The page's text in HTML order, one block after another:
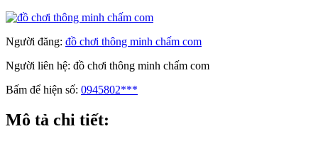
Người đăng: đồ chơi thông minh chấm com
Người liên hệ: đồ chơi thông minh chấm com
Bấm để hiện số: 0945802***
Mô tả chi tiết: